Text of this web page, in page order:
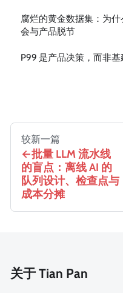
腐烂的黄金数据集：为
会与产品脱节
P99 是产品决策，而非基
较新一篇
批量 LLM 流水线
的盲点：离线 AI 的
队列设计、检查点与
成本分摊
关于 Tian Pan